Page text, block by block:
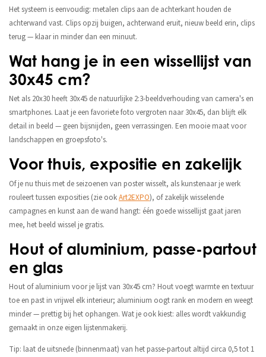
Het systeem is eenvoudig: metalen clips aan de achterkant houden de
achterwand vast. Clips opzij buigen, achterwand eruit, nieuw beeld erin, clips
terug — klaar in minder dan een minuut.
Wat hang je in een wissellijst van
30x45 cm?
Net als 20x30 heeft 30x45 de natuurlijke 2:3-beeldverhouding van camera's en
smartphones. Laat je een favoriete foto vergroten naar 30x45, dan blijft elk
detail in beeld — geen bijsnijden, geen verrassingen. Een mooie maat voor
landschappen en groepsfoto's.
Voor thuis, expositie en zakelijk
Of je nu thuis met de seizoenen van poster wisselt, als kunstenaar je werk
rouleert tussen exposities (zie ookArt2EXPO), of zakelijk wisselende
campagnes en kunst aan de wand hangt: één goede wissellijst gaat jaren
mee, het beeld wissel je gratis.
Hout of aluminium, passe-partout
en glas
Hout of aluminium voor je lijst van 30x45 cm? Hout voegt warmte en textuur
toe en past in vrijwel elk interieur; aluminium oogt rank en modern en weegt
minder — prettig bij het ophangen. Wat je ook kiest: alles wordt vakkundig
gemaakt in onze eigen lijstenmakerij.
Tip: laat de uitsnede (binnenmaat) van het passe-partout altijd circa 0,5 tot 1